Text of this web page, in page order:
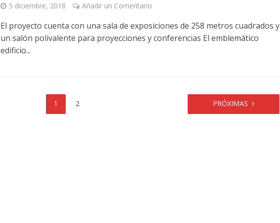
5 diciembre, 2018 Añadir un Comentario
El proyecto cuenta con una sala de exposiciones de 258 metros cuadrados y
un salón polivalente para proyecciones y conferencias El emblemático
edificio...
1 2 PRÓXIMAS